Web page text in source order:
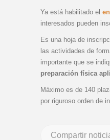
Ya está habilitado el
interesados pueden
Es una hoja de
las actividades de
importante que se
preparación física
Máximo es de 140
por riguroso orden de
Compartir